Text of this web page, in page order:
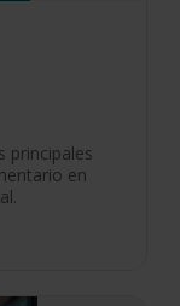
principales
en